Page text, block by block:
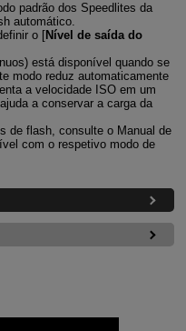
padrão dos Speedlites da
automático.
o [Nível de saída do
) está disponível quando se
modo reduz automaticamente
a velocidade ISO em um
a conservar a carga da
de flash, consulte o Manual de
com o respetivo modo de